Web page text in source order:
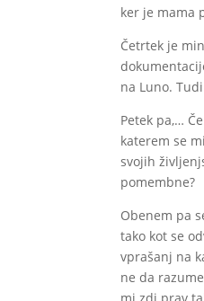
ker je mama
Četrtek je
na Luno.
Petek pa,…
katerem se
svojih
pomembne?
Obenem pa
tako kot se
vprašanj na
ne da